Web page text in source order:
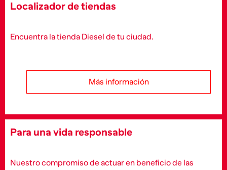
Localizador de tiendas
Encuentra la tienda Diesel de tu ciudad.
Más información
Para una vida responsable
Nuestro compromiso de actuar en beneficio de las